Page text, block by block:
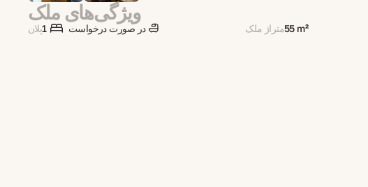
ویژگی‌های ملک
پلان1 در صورت درخواست متراژ ملک55 m²